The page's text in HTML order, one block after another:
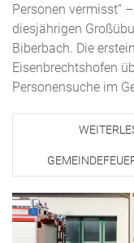
Personen vermisst“
diesjährigen
Biberbach. Die
Eisenbrechtshofen
Personensuche im